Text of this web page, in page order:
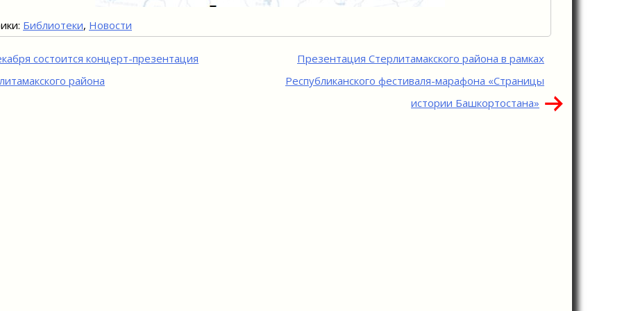
Библиотеки, Новости
состоится концерт-презентация
района
Презентация Стерлитамакского района в рамках
Республиканского фестиваля-марафона «Страницы
истории Башкортостана»